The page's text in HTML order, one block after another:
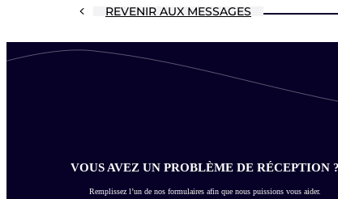
REVENIR AUX MESSAGES
VOUS AVEZ UN PROBLÈME DE RÉCEPTION ?
Remplissez l’un de nos formulaires afin que nous puissions vous aider.